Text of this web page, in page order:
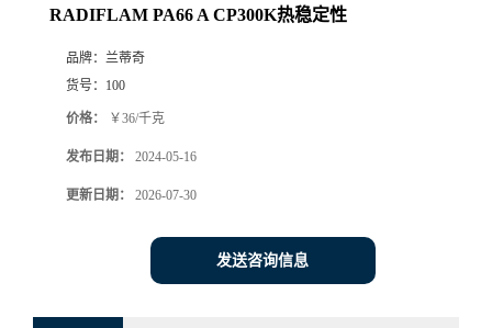
RADIFLAM PA66 A CP300K热稳定性
品牌： 兰蒂奇
货号： 100
价格： ￥36/千克
发布日期： 2024-05-16
更新日期： 2026-07-30
发送咨询信息